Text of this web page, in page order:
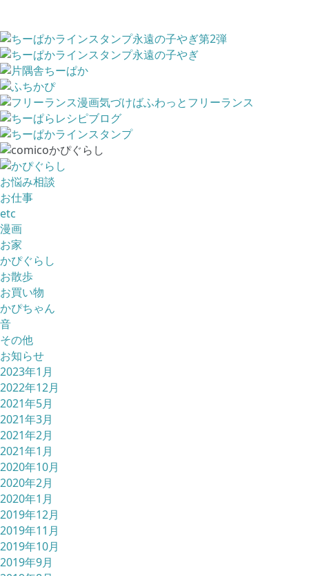
お悩み相談
お仕事
etc
漫画
お家
かぴぐらし
お散歩
お買い物
かぴちゃん
音
その他
お知らせ
2023年1月
2022年12月
2021年5月
2021年3月
2021年2月
2021年1月
2020年10月
2020年2月
2020年1月
2019年12月
2019年11月
2019年10月
2019年9月